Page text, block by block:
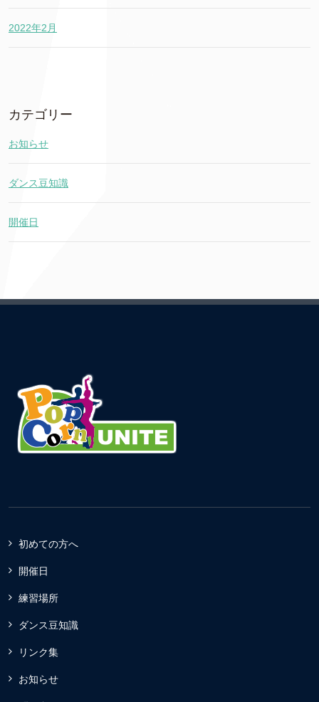
2022年2月
カテゴリー
お知らせ
ダンス豆知識
開催日
初めての方へ
開催日
練習場所
ダンス豆知識
リンク集
お知らせ